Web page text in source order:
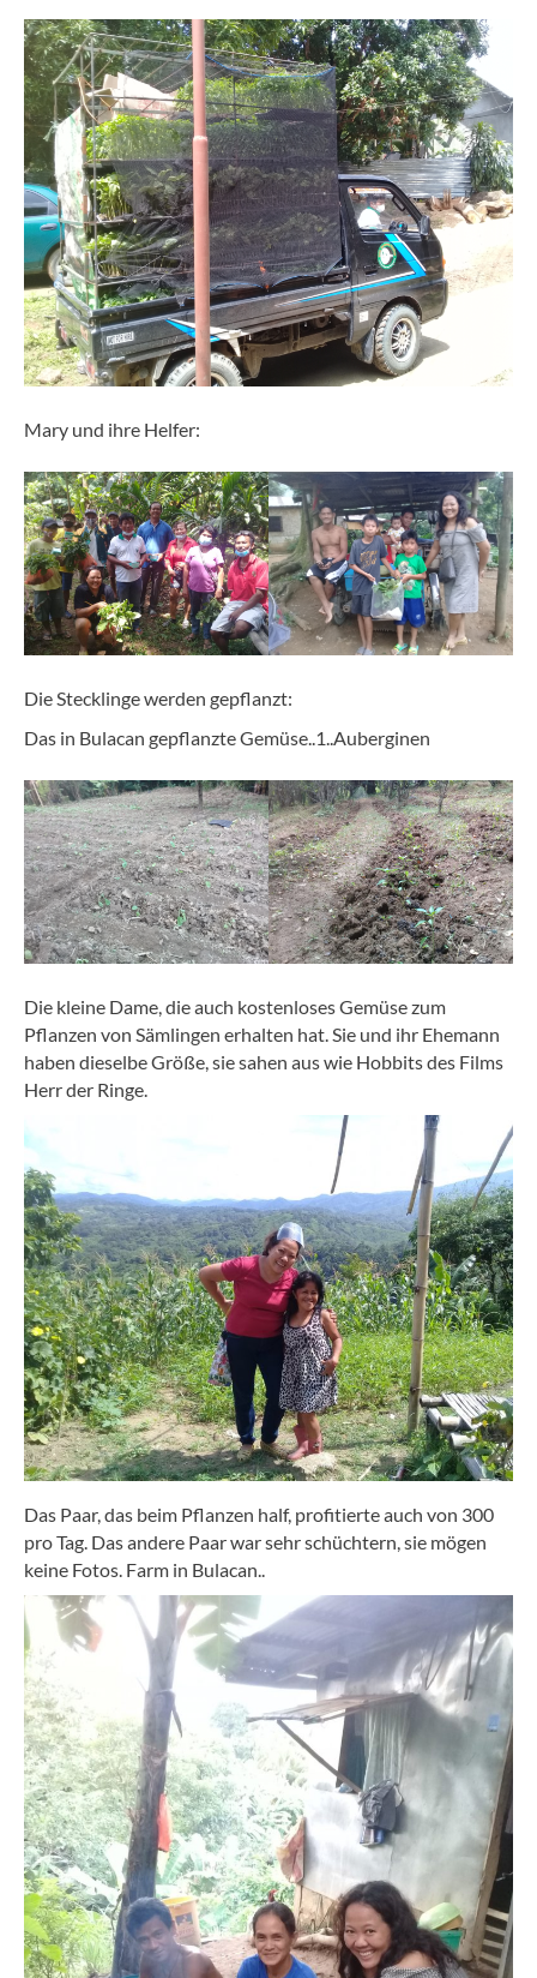
Mary und ihre Helfer:
Die Stecklinge werden gepflanzt:
Das in Bulacan gepflanzte Gemüse..1..Auberginen
Die kleine Dame, die auch kostenloses Gemüse zum
Pflanzen von Sämlingen erhalten hat. Sie und ihr Ehemann
haben dieselbe Größe, sie sahen aus wie Hobbits des Films
Herr der Ringe.
Das Paar, das beim Pflanzen half, profitierte auch von 300
pro Tag. Das andere Paar war sehr schüchtern, sie mögen
keine Fotos. Farm in Bulacan..